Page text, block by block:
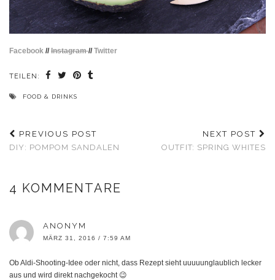
Facebook //Instagram//Twitter
TEILEN:
FOOD & DRINKS
PREVIOUS POST
DIY: POMPOM SANDALEN
NEXT POST
OUTFIT: SPRING WHITES
4 KOMMENTARE
ANONYM
MÄRZ 31, 2016 / 7:59 AM
Ob Aldi-Shooting-Idee oder nicht, dass Rezept sieht uuuuunglaublich lecker
aus und wird direkt nachgekocht 😉